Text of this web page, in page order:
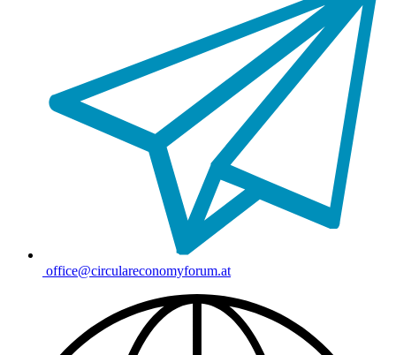
office@circulareconomyforum.at